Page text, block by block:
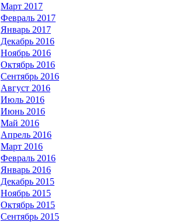
Март 2017
Февраль 2017
Январь 2017
Декабрь 2016
Ноябрь 2016
Октябрь 2016
Сентябрь 2016
Август 2016
Июль 2016
Июнь 2016
Май 2016
Апрель 2016
Март 2016
Февраль 2016
Январь 2016
Декабрь 2015
Ноябрь 2015
Октябрь 2015
Сентябрь 2015